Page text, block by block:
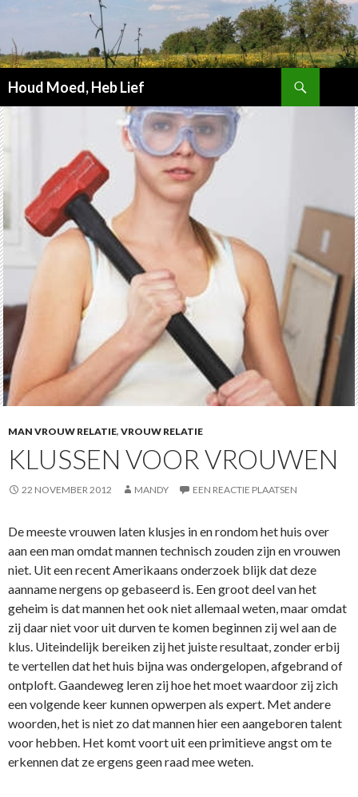
Houd Moed, Heb Lief
MAN VROUW RELATIE, VROUW RELATIE
KLUSSEN VOOR VROUWEN
22 NOVEMBER 2012 MANDY EEN REACTIE PLAATSEN
De meeste vrouwen laten klusjes in en rondom het huis over
aan een man omdat mannen technisch zouden zijn en vrouwen
niet. Uit een recent Amerikaans onderzoek blijk dat deze
aanname nergens op gebaseerd is. Een groot deel van het
geheim is dat mannen het ook niet allemaal weten, maar omdat
zij daar niet voor uit durven te komen beginnen zij wel aan de
klus. Uiteindelijk bereiken zij het juiste resultaat, zonder erbij
te vertellen dat het huis bijna was ondergelopen, afgebrand of
ontploft. Gaandeweg leren zij hoe het moet waardoor zij zich
een volgende keer kunnen opwerpen als expert. Met andere
woorden, het is niet zo dat mannen hier een aangeboren talent
voor hebben. Het komt voort uit een primitieve angst om te
erkennen dat ze ergens geen raad mee weten.